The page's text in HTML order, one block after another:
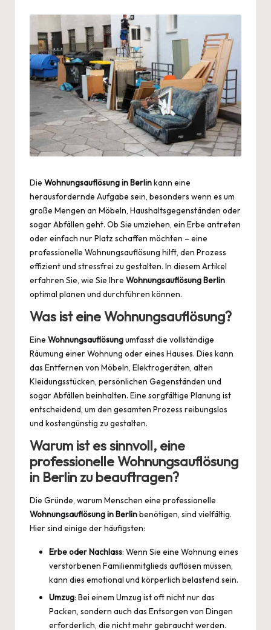
Die Wohnungsauflösung in Berlinkann eine
herausfordernde Aufgabe sein, besonders wenn es um
große Mengen an Möbeln, Haushaltsgegenständen oder
sogar Abfällen geht. Ob Sie umziehen, ein Erbe antreten
oder einfach nur Platz schaffen möchten – eine
professionelle Wohnungsauflösung hilft, den Prozess
effizient und stressfrei zu gestalten. In diesem Artikel
erfahren Sie, wie Sie Ihre Wohnungsauflösung Berlin
optimal planen und durchführen können.
Was ist eine Wohnungsauflösung?
Eine Wohnungsauflösungumfasst die vollständige
Räumung einer Wohnung oder eines Hauses. Dies kann
das Entfernen von Möbeln, Elektrogeräten, alten
Kleidungsstücken, persönlichen Gegenständen und
sogar Abfällen beinhalten. Eine sorgfältige Planung ist
entscheidend, um den gesamten Prozess reibungslos
und kostengünstig zu gestalten.
Warum ist es sinnvoll, eine
professionelle Wohnungsauflösung
in Berlin zu beauftragen?
Die Gründe, warum Menschen eine professionelle
Wohnungsauflösung in Berlinbenötigen, sind vielfältig.
Hier sind einige der häufigsten:
Erbe oder Nachlass: Wenn Sie eine Wohnung eines
verstorbenen Familienmitglieds auflösen müssen,
kann dies emotional und körperlich belastend sein.
Umzug: Bei einem Umzug ist oft nicht nur das
Packen, sondern auch das Entsorgen von Dingen
erforderlich, die nicht mehr gebraucht werden.